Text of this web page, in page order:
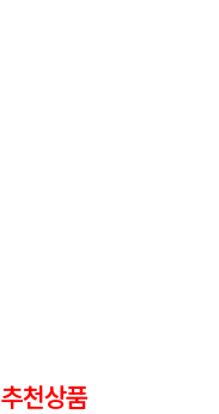
추천상품